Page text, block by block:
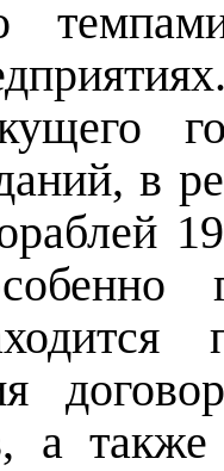
в
а